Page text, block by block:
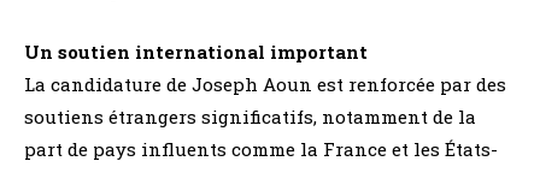
Un soutien international important
La candidature de Joseph Aoun est renforcée par des
soutiens étrangers significatifs, notamment de la
part de pays influents comme la France et les États-